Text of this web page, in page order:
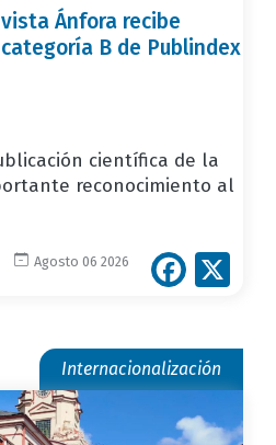
Ánfora recibe
B de Publindex
científica de la
reconocimiento al
Agosto 06 2026
Internacionalización